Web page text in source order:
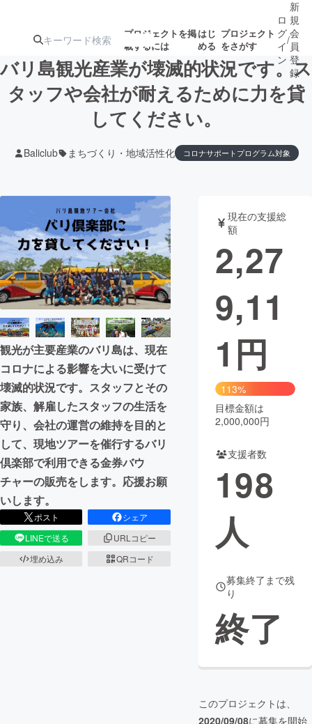
プロジェクトを掲
載するには
はじ
める
プロジェクト
をさがす
注目のリ
注目の新着プロ
ジェクト
募集終了が近いプ
テクノロジー・ガジェット ゲーム・サ
映像・映画 書籍・雑誌
ビジネス・起業 チャレンジ
まちづくり・地域活性化
CAMPFIRE for Social Good
CAMPFIRE Creation
CAMPFIREふるさと納税machi-ya コミュニティ
ロ
グ
イ
ン
/
新
規
会
員
登
録
バリ島観光産業が壊滅的状況です。ス
タッフや会社が耐えるために力を貸
してください。
Baliclub まちづくり・地域活性化 コロナサポートプログラム対象
観光が主要産業のバリ島は、現在
コロナによる影響を大いに受けて
壊滅的状況です。スタッフとその
家族、解雇したスタッフの生活を
守り、会社の運営の維持を目的と
して、現地ツアーを催行するバリ
倶楽部で利用できる金券バウ
チャーの販売をします。応援お願
いします。
ポスト
シェア
LINEで送る
URLコピー
埋め込み
QRコード
現在の支援総
額
2,27
9,11
1 円
113%
目標金額は
2,000,000円
支援者数
198
人
募集終了まで残
り
終了
このプロジェクトは、
2020/09/08に募集を開始